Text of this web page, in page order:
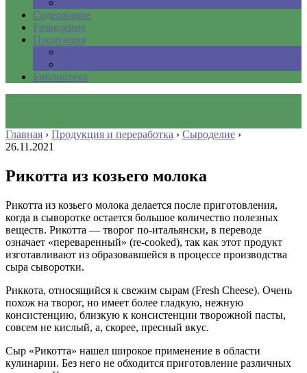
Содержание
Разведение
Продукция
Библиотека
Главная › Продукция и переработка › Сыроделие ›
26.11.2021
Рикотта из козьего молока
Рикотта из козьего молока делается после приготовления,
когда в сыворотке остается большое количество полезных
веществ. Рикотта — творог по-итальянски, в переводе
означает «переваренный» (re-cooked), так как этот продукт
изготавливают из образовавшейся в процессе производства
сыра сыворотки.
Риккота, относящийся к свежим сырам (Fresh Cheese). Очень
похож на творог, но имеет более гладкую, нежную
консистенцию, близкую к консистенции творожной пасты,
совсем не кислый, а, скорее, пресный вкус.
Сыр «Рикотта» нашел широкое применение в области
кулинарии. Без него не обходится приготовление различных